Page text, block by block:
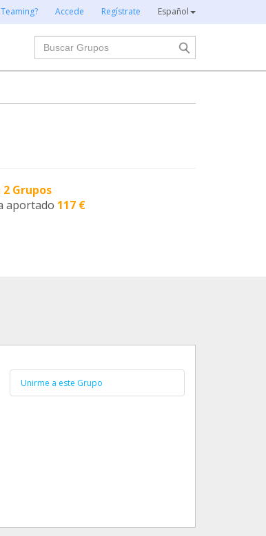
Accede Regístrate Español
Buscar
2 Grupos
aportado 117 €
Unirme a este Grupo